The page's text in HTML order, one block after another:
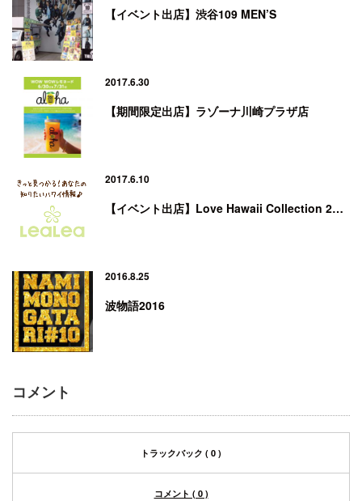
【イベント出店】渋谷109 MEN’S
2017.6.30
【期間限定出店】ラゾーナ川崎プラザ店
2017.6.10
【イベント出店】Love Hawaii Collection 2…
2016.8.25
波物語2016
コメント
トラックバック ( 0 )
コメント ( 0 )